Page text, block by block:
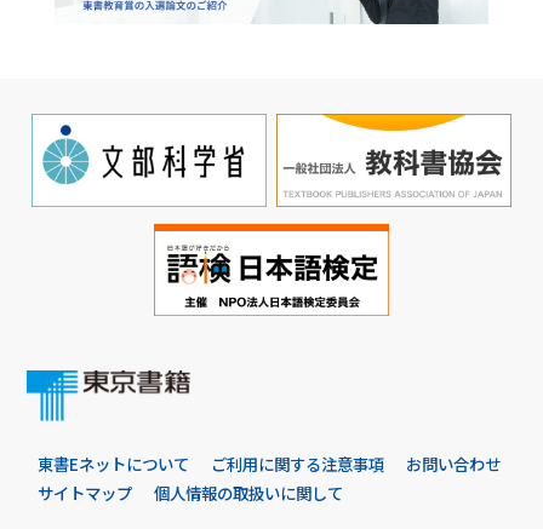
東書Eネットについて ご利用に関する注意事項
お問い合わせ
サイトマップ
個人情報の取扱いに関して